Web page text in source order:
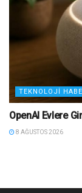
TEKNOLOJI
OpenAI Evlere
8 AĞUSTOS 2026